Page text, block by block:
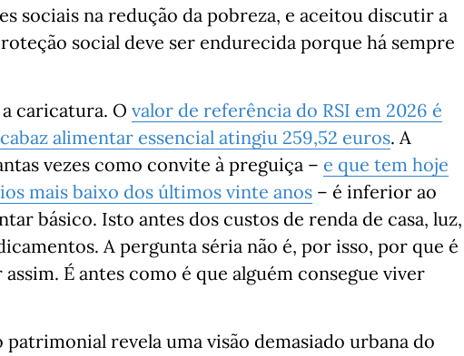
sociais na redução da pobreza, e aceitou discutir a
social deve ser endurecida porque há sempre
caricatura. O valor de referência do RSI em 2026 é
cabaz alimentar essencial atingiu 259,52 euros. A
vezes como convite à preguiça – e que tem hoje
mais baixo dos últimos vinte anos – é inferior ao
básico. Isto antes dos custos de renda de casa, luz,
A pergunta séria não é, por isso, por que é
É antes como é que alguém consegue viver
revela uma visão demasiado urbana do